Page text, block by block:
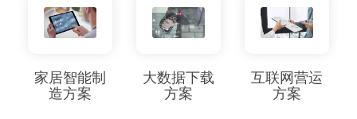
家居智能制
造方案
大数据下载
方案
互联网营运
方案